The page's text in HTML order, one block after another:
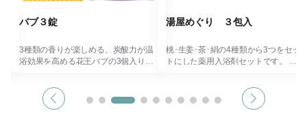
バブ３錠
3種類の香りが楽しめる、炭酸力が温
浴効果を高める花王バブの3個入りセ
きます。
ピリピリしにくい塩素除去、素肌と同
湯屋めぐり ３包入
桃･生姜･茶･絹の4種類から3つをセッ
トにした薬用入浴剤セットです。 桃:
異なる湯質の特徴と配合エキス（保湿
成分）の効果を、体調やお肌の状態に